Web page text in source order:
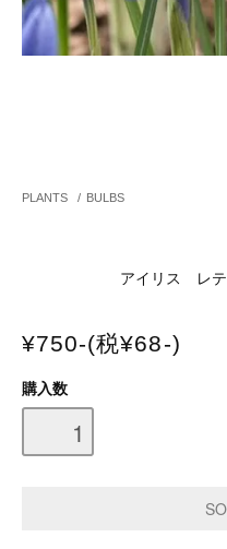
PLANTS / BULBS
アイリス レテ
¥750-(税¥68-)
購入数